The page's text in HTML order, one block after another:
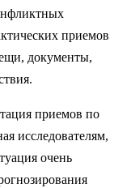
приемов
документы,
приемов по
исследователям,
очень